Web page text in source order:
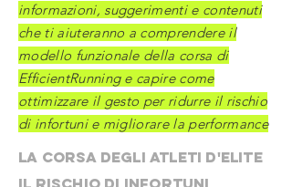
informazioni, suggerimenti e contenuti
che ti aiuteranno a comprendere il
modello funzionale della corsa di
EfficientRunning e capire come
ottimizzare il gesto per ridurre il rischio
di infortuni e migliorare la performance
LA CORSA DEGLI ATLETI D'ELITE
IL RISCHIO DI INFORTUNI